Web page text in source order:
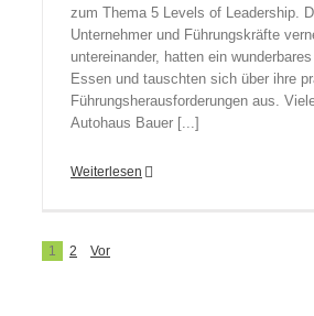
zum Thema 5 Levels of Leadership.
Unternehmer und Führungskräfte
untereinander, hatten ein
Essen und tauschten sich über ihre
Führungsherausforderungen aus.
Autohaus Bauer [...]
Weiterlesen
1 2 Vor